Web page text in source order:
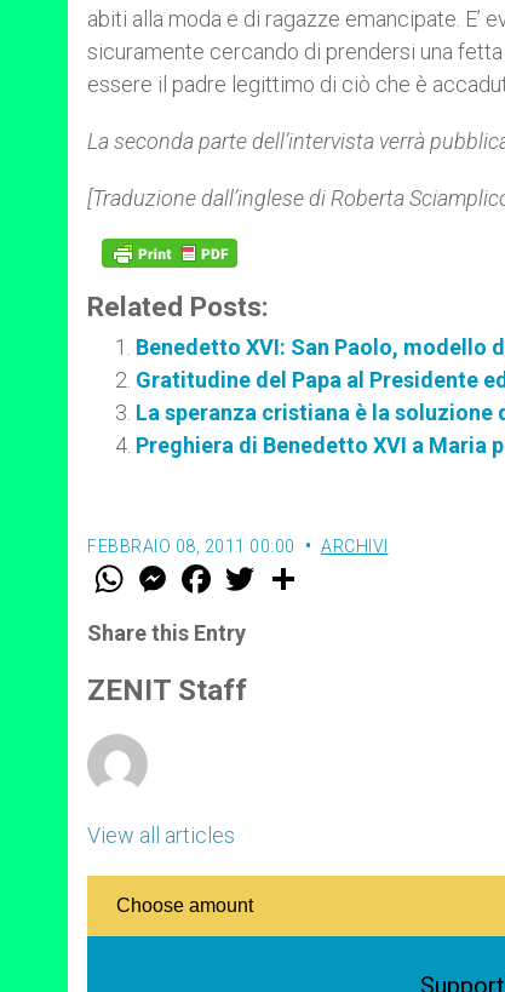
abiti alla moda e di ragazze emancipate. E’
sicuramente cercando di prendersi una
essere il padre legittimo di ciò che è
La seconda parte dell’intervista verrà
[Traduzione dall’inglese di Roberta
Related Posts:
Benedetto XVI: San Paolo, modello
Gratitudine del Papa al Presidente
La speranza cristiana è la soluzione
Preghiera di Benedetto XVI a Maria
FEBBRAIO 08, 2011 00:00 ARCHIVI
W
t
s
p
p
M
e
s
e
g
e
F
a
e
b
o
k
w
Share this Entry
ZENIT Staff
View all articles